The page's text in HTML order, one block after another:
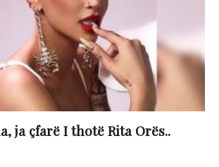
ja çfarë I thotë Rita Orës..